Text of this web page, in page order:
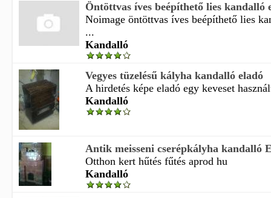
Öntöttvas íves beépíthető lies kandalló
Noimage öntöttvas íves beépíthető lies
...
Kandalló
Vegyes tüzelésű kályha kandalló eladó
A hirdetés képe eladó egy keveset
Kandalló
Antik meisseni cserépkályha kandalló
Otthon kert hűtés fűtés aprod hu
Kandalló